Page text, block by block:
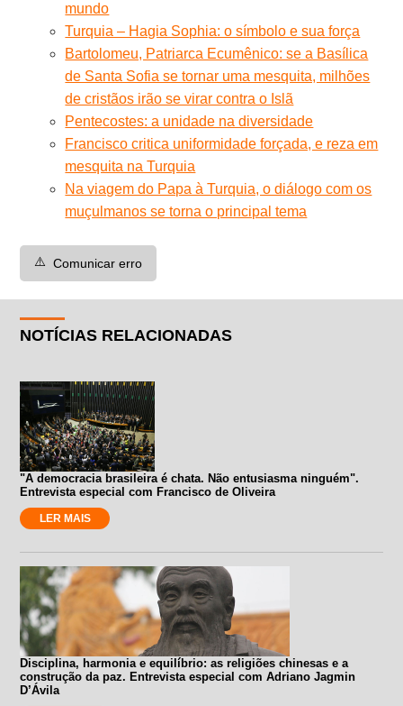
mundo
Turquia – Hagia Sophia: o símbolo e sua força
Bartolomeu, Patriarca Ecumênico: se a Basílica
de Santa Sofia se tornar uma mesquita, milhões
de cristãos irão se virar contra o Islã
Pentecostes: a unidade na diversidade
Francisco critica uniformidade forçada, e reza em
mesquita na Turquia
Na viagem do Papa à Turquia, o diálogo com os
muçulmanos se torna o principal tema
⚠️ Comunicar erro
NOTÍCIAS RELACIONADAS
"A democracia brasileira é chata. Não entusiasma ninguém".
Entrevista especial com Francisco de Oliveira
LER MAIS
Disciplina, harmonia e equilíbrio: as religiões chinesas e a
construção da paz. Entrevista especial com Adriano Jagmin
D’Ávila